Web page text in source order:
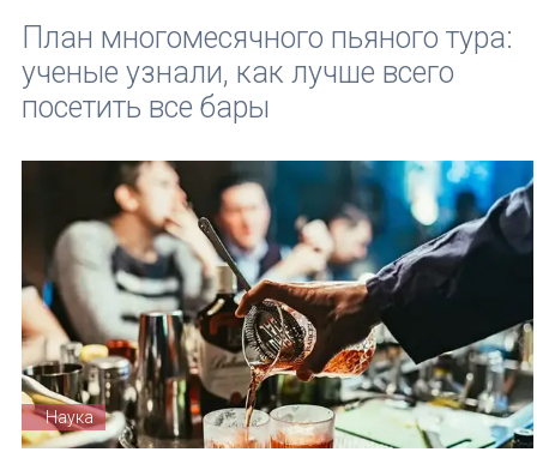
План многомесячного пьяного тура:
ученые узнали, как лучше всего
посетить все бары
Наука